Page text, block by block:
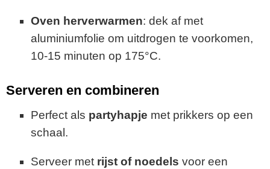
Oven herverwarmen: dek af met
aluminiumfolie om uitdrogen te voorkomen,
10-15 minuten op 175°C.
Serveren en combineren
Perfect als partyhapje met prikkers op een
schaal.
Serveer met rijst of noedels voor een